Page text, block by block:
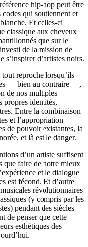
hip-hop peut être
codes qui soutiennent et
Et celles-ci
classique aux cheveux
que sur le
de la mission de
s’inspirer d’artistes noirs.
tout reproche lorsqu’ils
— bien au contraire —,
de nos multiples
propres identités,
Entre la combinaison
et l’appropriation
de pouvoir existantes, la
et là est le danger.
d’un artiste suffisent
faire de notre mieux
et le dialogue
est fécond. Et d’autre
révolutionnaires
(y compris par les
pendant des siècles
de penser que cette
esthétiques des